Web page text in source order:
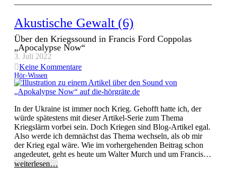
Akustische Gewalt (6)
Über den Kriegssound in Francis Ford Coppolas
„Apocalypse Now“
3. Juli 2022
Keine Kommentare
Hör-Wissen
In der Ukraine ist immer noch Krieg. Gehofft hatte ich, der
würde spätestens mit dieser Artikel-Serie zum Thema
Kriegslärm vorbei sein. Doch Kriegen sind Blog-Artikel egal.
Also werde ich demnächst das Thema wechseln, als ob mir
der Krieg egal wäre. Wie im vorhergehenden Beitrag schon
angedeutet, geht es heute um Walter Murch und um Francis…
weiterlesen…